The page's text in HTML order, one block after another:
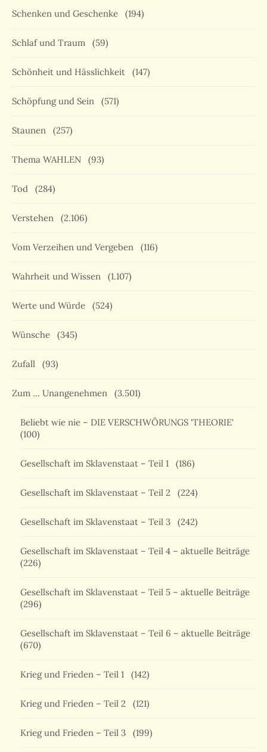
Schenken und Geschenke (194)
Schlaf und Traum (59)
Schönheit und Hässlichkeit (147)
Schöpfung und Sein (571)
Staunen (257)
Thema WAHLEN (93)
Tod (284)
Verstehen (2.106)
Vom Verzeihen und Vergeben (116)
Wahrheit und Wissen (1.107)
Werte und Würde (524)
Wünsche (345)
Zufall (93)
Zum … Unangenehmen (3.501)
Beliebt wie nie – DIE VERSCHWÖRUNGS 'THEORIE'
(100)
Gesellschaft im Sklavenstaat – Teil 1 (186)
Gesellschaft im Sklavenstaat – Teil 2 (224)
Gesellschaft im Sklavenstaat – Teil 3 (242)
Gesellschaft im Sklavenstaat – Teil 4 – aktuelle Beiträge
(226)
Gesellschaft im Sklavenstaat – Teil 5 – aktuelle Beiträge
(296)
Gesellschaft im Sklavenstaat – Teil 6 – aktuelle Beiträge
(670)
Krieg und Frieden – Teil 1 (142)
Krieg und Frieden – Teil 2 (121)
Krieg und Frieden – Teil 3 (199)